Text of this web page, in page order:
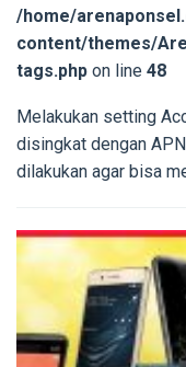
/home/
content/themes/
tags.php on line 48
Melakukan setting
disingkat dengan
dilakukan agar bisa